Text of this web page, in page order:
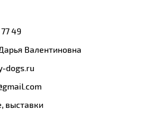
49
Валентиновна
dogs.ru
выставки